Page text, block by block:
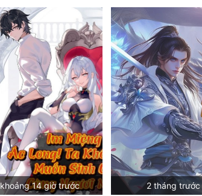
khoảng 14 giờ trước
2 tháng trước